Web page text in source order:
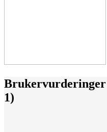
1)